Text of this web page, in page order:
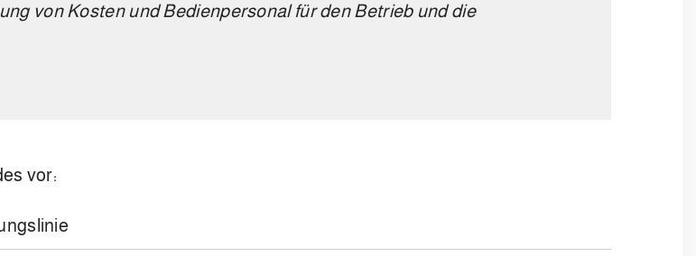
von Kosten und Bedienpersonal für den Betrieb und die
vor: